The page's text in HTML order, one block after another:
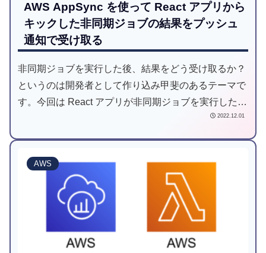
AWS AppSync を使って React アプリから
キックした非同期ジョブの結果をプッシュ
通知で受け取る
非同期ジョブを実行した後、結果をどう受け取るか？
というのは開発者として作り込み甲斐のあるテーマで
す。今回は React アプリが非同期ジョブを実行した後
に、AWS AppSync 経由でジョブ完了のプッシュ通知
2022.12.01
AWS